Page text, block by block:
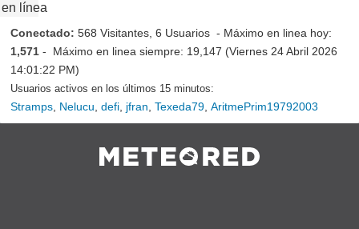
en línea
Conectado: 568 Visitantes, 6 Usuarios - Máximo en linea hoy:
1,571 - Máximo en linea siempre: 19,147 (Viernes 24 Abril 2026
14:01:22 PM)
Usuarios activos en los últimos 15 minutos:
Stramps Nelucu defi jfran Texeda79 AritmePrim19792003